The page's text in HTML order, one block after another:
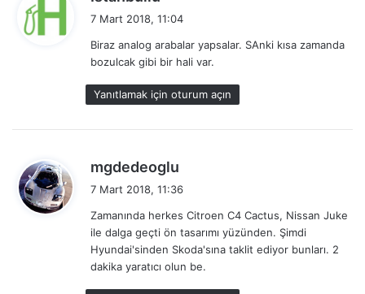
i
k
i
:
7 Mart 2018, 11:04
Biraz analog arabalar yapsalar. SAnki kısa zamanda
bozulcak gibi bir hali var.
Yanıtlamak için oturum açın
mgdedeoglu
i
k
i
7 Mart 2018, 11:36
Zamanında herkes Citroen C4 Cactus, Nissan Juke
ile dalga geçti ön tasarımı yüzünden. Şimdi
Hyundai'sinden Skoda'sına taklit ediyor bunları. 2
dakika yaratıcı olun be.